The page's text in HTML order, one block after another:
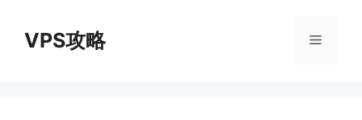
VPS攻略 菜